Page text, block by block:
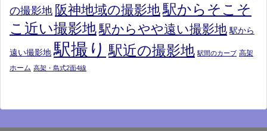
の撮影地 阪神地域の撮影地駅からそこそ
こ近い撮影地駅からやや遠い撮影地 駅から
遠い撮影地 駅撮り 駅近の撮影地 駅間のカーブ 高架
ホーム 高架・島式2面4線